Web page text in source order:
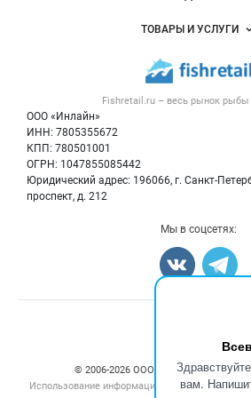
вам.
Fishretail.ru – весь рынок рыбы
ООО «Инлайн»
ИНН: 7805355672
КПП: 780501001
ОГРН: 1047855085442
Юридический адрес: 196066, г. Санкт-
проспект, д. 212
Размещение рекламы
Публичная оферта
Контактная
Политика обработки
Объявления
Новости рынка
Блог
ТОВАРЫ И УСЛУГИ
Рыба
Икра
Мы в соцсетях:
© 2006‑2026 ООО “Инлайн”. 12+ Все
Использование информации, размещенной на